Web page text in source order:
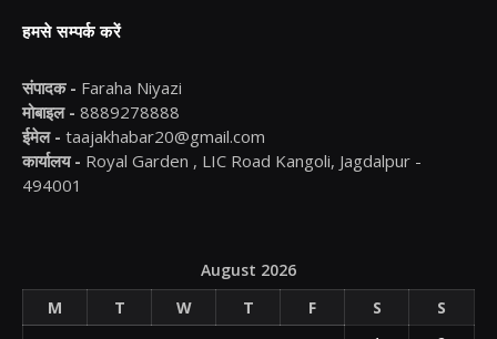
हमसे सम्पर्क करें
संपादक - Faraha Niyazi
मोबाइल - 8889278888
ईमेल - taajakhabar20@gmail.com
कार्यालय - Royal Garden , LIC Road Kangoli, Jagdalpur -
494001
August 2026
M
T W T F S
S